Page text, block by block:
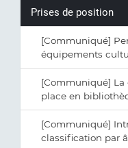
Prises de position
[Communiqué]
équipements
[Communiqué] La
place en
[Communiqué]
classification par